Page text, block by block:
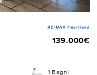
RE/MAX Heartland
139.000€
1 Bagni